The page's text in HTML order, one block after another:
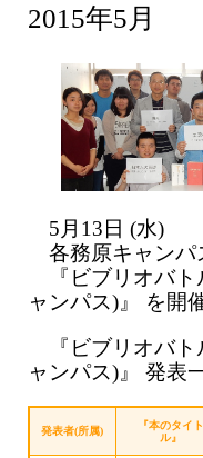
2015年5月
5月13日 (水)
各務原キャン
『ビブリオバト
ャンパス)』 を開
『ビブリオバト
ャンパス)』 発表
発表者(所属)
『本のタイト
ル』